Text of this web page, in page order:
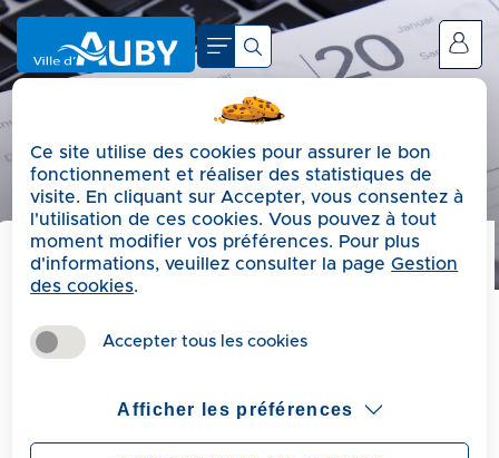
A
c
c
d
e
Se connecter
Précédent
Agenda
attachée
Mots-clés
Ce site utilise des cookies pour assurer le bon
fonctionnement et réaliser des statistiques de
visite. En cliquant sur Accepter, vous consentez à
l'utilisation de ces cookies. Vous pouvez à tout
moment modifier vos préférences. Pour plus
d'informations, veuillez consulter la pageGestion
des cookies.
Accepter tous les cookies
Afficher les préférences